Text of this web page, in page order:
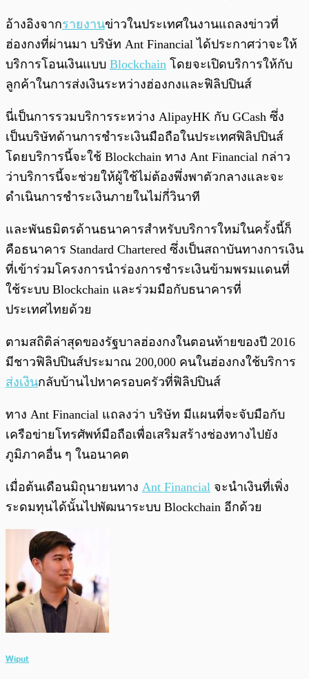
อ้างอิงจากรายงานข่าวในประเทศในงานแถลงข่าวที่
ฮ่องกงที่ผ่านมา บริษัท Ant Financial ได้ประกาศว่าจะให้
บริการโอนเงินแบบ Blockchain โดยจะเปิดบริการให้กับ
ลูกค้าในการส่งเงินระหว่างฮ่องกงและฟิลิปปินส์
นี่เป็นการรวมบริการระหว่าง AlipayHK กับ GCash ซึ่ง
เป็นบริษัทด้านการชำระเงินมือถือในประเทศฟิลิปปินส์
โดยบริการนี้จะใช้ Blockchain ทาง Ant Financial กล่าว
ว่าบริการนี้จะช่วยให้ผู้ใช้ไม่ต้องพึ่งพาตัวกลางและจะ
ดำเนินการชำระเงินภายในไม่กี่วินาที
และพันธมิตรด้านธนาคารสำหรับบริการใหม่ในครั้งนี้ก็
คือธนาคาร Standard Chartered ซึ่งเป็นสถาบันทางการเงิน
ที่เข้าร่วมโครงการนำร่องการชำระเงินข้ามพรมแดนที่
ใช้ระบบ Blockchain และร่วมมือกับธนาคารที่
ประเทศไทยด้วย
ตามสถิติล่าสุดของรัฐบาลฮ่องกงในตอนท้ายของปี 2016
มีชาวฟิลิปปินส์ประมาณ 200,000 คนในฮ่องกงใช้บริการ
ส่งเงินกลับบ้านไปหาครอบครัวที่ฟิลิปปินส์
ทาง Ant Financial แถลงว่า บริษัท มีแผนที่จะจับมือกับ
เครือข่ายโทรศัพท์มือถือเพื่อเสริมสร้างช่องทางไปยัง
ภูมิภาคอื่น ๆ ในอนาคต
เมื่อต้นเดือนมิถุนายนทาง Ant Financial จะนำเงินที่เพิ่ง
ระดมทุนได้นั้นไปพัฒนาระบบ Blockchain อีกด้วย
Wiput